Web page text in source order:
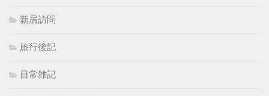
新居訪問
旅行後記
日常雑記